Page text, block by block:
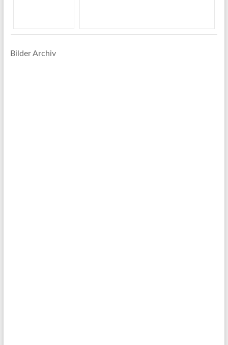
Bilder Archiv